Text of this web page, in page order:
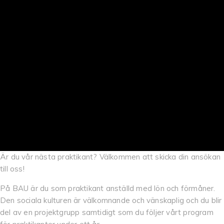
Är du vår nästa praktikant? Välkommen att skicka din ansökan
till oss!
På BAU är du som praktikant anställd med lön och förmåner.
Den sociala kulturen är välkomnande och vänskaplig och du blir
del av en projektgrupp samtidigt som du följer vårt program